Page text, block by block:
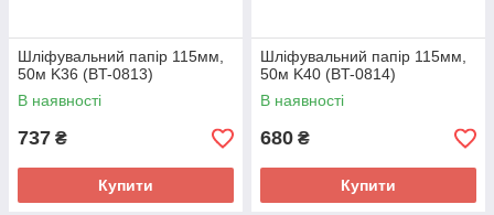
Шліфувальний папір 115мм,
50м K36 (BT-0813)
В наявності
737 ₴
Купити
Шліфувальний папір 115мм,
50м K40 (BT-0814)
В наявності
680 ₴
Купити